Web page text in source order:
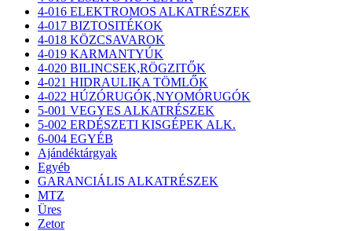
4-016 ELEKTROMOS ALKATRÉSZEK
4-017 BIZTOSITÉKOK
4-018 KÖZCSAVAROK
4-019 KARMANTYÚK
4-020 BILINCSEK,RÖGZITŐK
4-021 HIDRAULIKA TÖMLŐK
4-022 HÚZÓRUGÓK,NYOMÓRUGÓK
5-001 VEGYES ALKATRÉSZEK
5-002 ERDÉSZETI KISGÉPEK ALK.
6-004 EGYÉB
Ajándéktárgyak
Egyéb
GARANCIÁLIS ALKATRÉSZEK
MTZ
Üres
Zetor